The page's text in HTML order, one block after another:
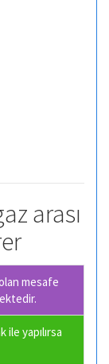
arası
mesafe
yapılırsa